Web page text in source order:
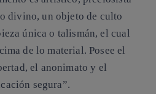
divino, un objeto de culto
única o talismán, el cual
de lo material. Posee el
el anonimato y el
segura”.